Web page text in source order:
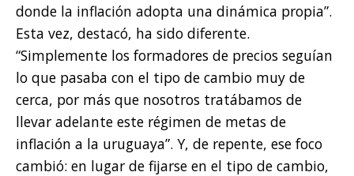
donde la inflación adopta una dinámica propia”.
Esta vez, destacó, ha sido diferente.
“Simplemente los formadores de precios seguían
lo que pasaba con el tipo de cambio muy de
cerca, por más que nosotros tratábamos de
llevar adelante este régimen de metas de
inflación a la uruguaya”. Y, de repente, ese foco
cambió: en lugar de fijarse en el tipo de cambio,